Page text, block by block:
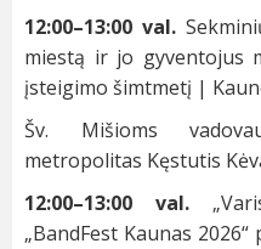
12:00–13:00 val.
miestą ir jo gyventojus
įsteigimo šimtmetį |
Šv. Mišioms
metropolitas Kęstutis
12:00–13:00 val.
„BandFest Kaunas